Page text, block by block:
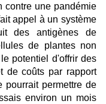
contre une pandémie
appel à un système
des antigènes de
de plantes non
potentiel d'offrir des
de coûts par rapport
pourrait permettre de
environ un mois